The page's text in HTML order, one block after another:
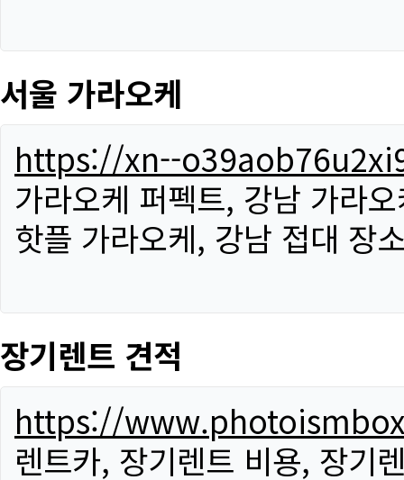
서울 가라오케
https://xn--
가라오케 퍼펙트, 강남 가라
핫플 가라오케, 강남 접대 장
장기렌트 견적
https://
렌트카, 장기렌트 비용, 장기